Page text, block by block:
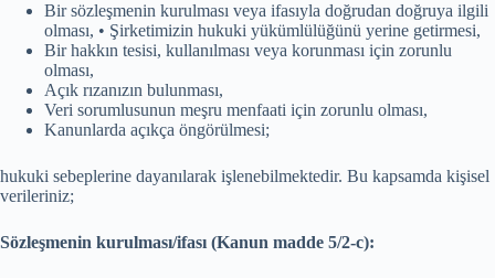
Bir sözleşmenin kurulması veya ifasıyla doğrudan doğruya ilgili
olması, • Şirketimizin hukuki yükümlülüğünü yerine getirmesi,
Bir hakkın tesisi, kullanılması veya korunması için zorunlu
olması,
Açık rızanızın bulunması,
Veri sorumlusunun meşru menfaati için zorunlu olması,
Kanunlarda açıkça öngörülmesi;
hukuki sebeplerine dayanılarak işlenebilmektedir. Bu kapsamda kişisel
verileriniz;
Sözleşmenin kurulması/ifası (Kanun madde 5/2-c):